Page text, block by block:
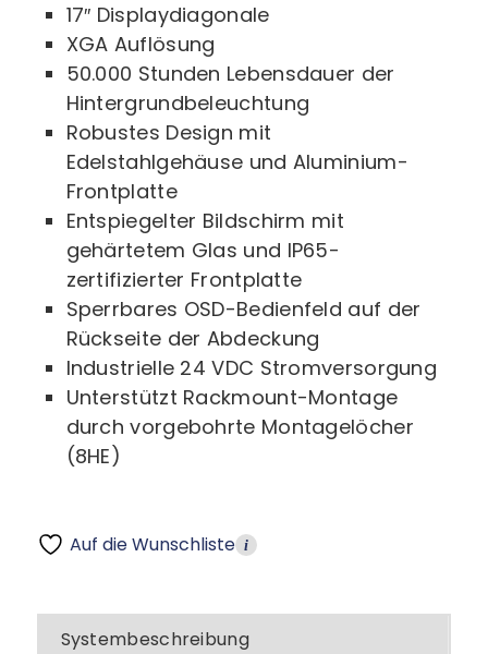
17″ Displaydiagonale
XGA Auflösung
50.000 Stunden Lebensdauer der
Hintergrundbeleuchtung
Robustes Design mit
Edelstahlgehäuse und Aluminium-
Frontplatte
Entspiegelter Bildschirm mit
gehärtetem Glas und IP65-
zertifizierter Frontplatte
Sperrbares OSD-Bedienfeld auf der
Rückseite der Abdeckung
Industrielle 24 VDC Stromversorgung
Unterstützt Rackmount-Montage
durch vorgebohrte Montagelöcher
(8HE)
Auf die Wunschliste i
Systembeschreibung